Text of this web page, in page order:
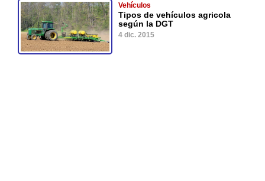
Vehículos
Tipos de vehículos agricola
según la DGT
4 dic. 2015